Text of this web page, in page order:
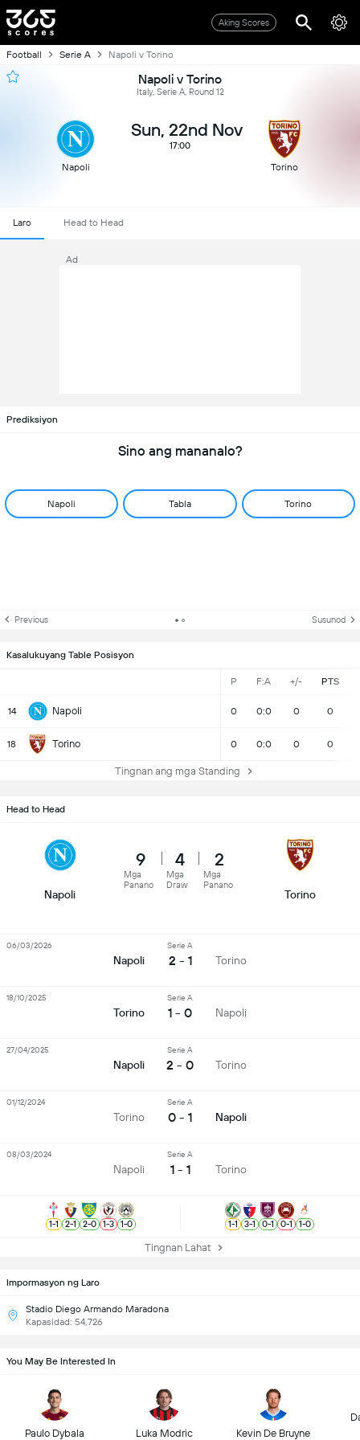
Aking Scores
Football Serie A Napoli v Torino
Napoli v Torino
Italy, Serie A, Round 12
Napoli
Sun, 22nd Nov
17:00
Torino
Laro Head to Head
Ad
Prediksiyon
Sino ang mananalo?
Napoli Tabla Torino
Previous Susunod
Kasalukuyang Table Posisyon
P F:A +/- PTS
14 Napoli 0 0:0 0 0
18 Torino 0 0:0 0 0
Tingnan ang mga Standing
Impormasyon ng Laro
Stadio Diego Armando Maradona
Kapasidad: 54,726
Head to Head
Napoli
9
Mga
Panano
4
Mga
Draw
2
Mga
Panano
Torino
Napoli
Serie A
2 - 1 Torino
06/03/2026
Torino
Serie A
1 - 0 Napoli
18/10/2025
Napoli
Serie A
2 - 0 Torino
27/04/2025
Torino
Serie A
0 - 1 Napoli
01/12/2024
Napoli
Serie A
1 - 1 Torino
08/03/2024
1-1 2-1 2-0 1-3 1-0 1-1 3-1 0-1 0-1 1-0
Tingnan Lahat
You May Be Interested In
Paulo Dybala Luka Modric Kevin De Bruyne